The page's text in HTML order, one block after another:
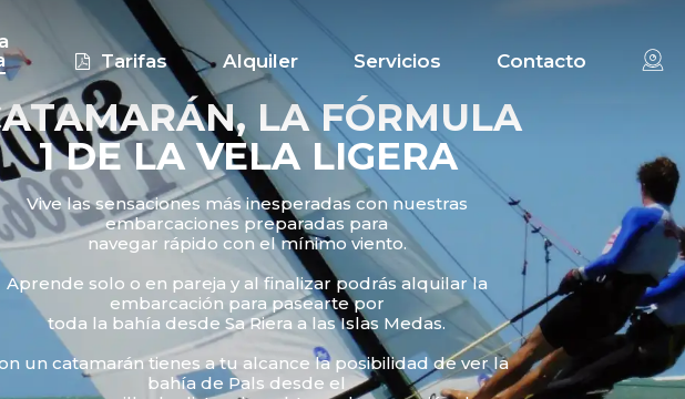
Tarifas Alquiler Servicios Contacto
LA FÓRMULA
1 DE LA VELA LIGERA
Vive las sensaciones más inesperadas con nuestras
embarcaciones preparadas para
navegar rápido con el mínimo viento.
Aprende solo o en pareja y al finalizar podrás alquilar la
embarcación para pasearte por
toda la bahía desde Sa Riera a las Islas Medas.
un catamarán tienes a tu alcance la posibilidad de ver la
bahía de Pals desde el